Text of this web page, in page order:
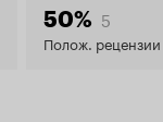
50% 5
Полож. рецензии